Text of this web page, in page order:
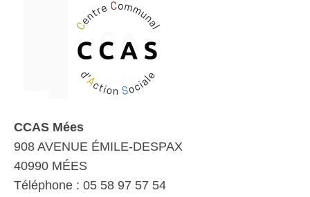
CCAS Mées
908 AVENUE ÉMILE-DESPAX
40990 MÉES
Téléphone : 05 58 97 57 54